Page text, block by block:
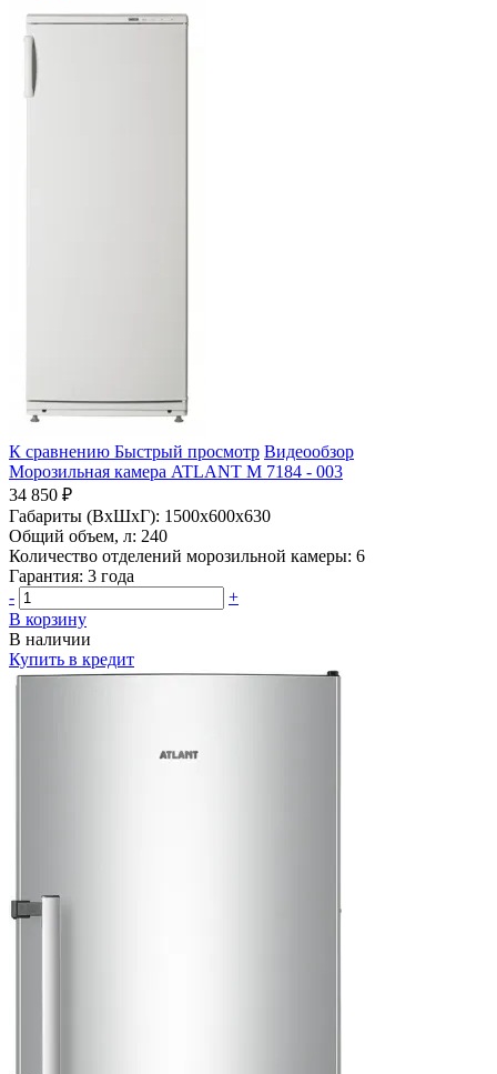
К сравнению Быстрый просмотр Видеообзор
Морозильная камера ATLANT М 7184 - 003
34 850 ₽
Габариты (ВхШхГ): 1500x600x630
Общий объем, л: 240
Количество отделений морозильной камеры: 6
Гарантия: 3 года
-
+
В корзину
В наличии
Купить в кредит